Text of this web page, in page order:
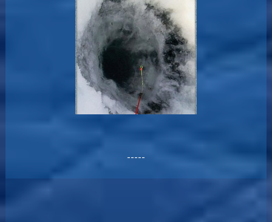
-----